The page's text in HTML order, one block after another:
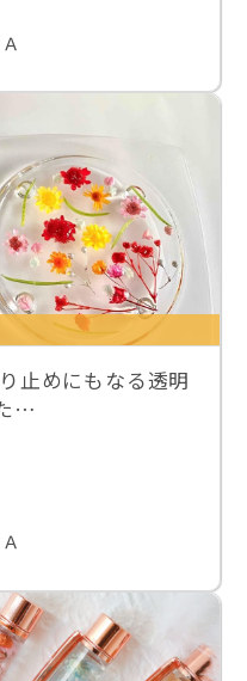
止めにもなる透明
…